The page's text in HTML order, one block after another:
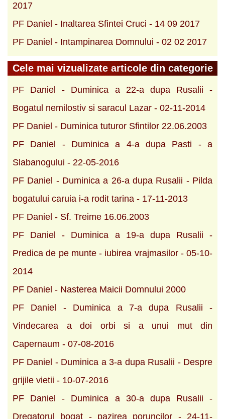
2017
PF Daniel - Inaltarea Sfintei Cruci - 14 09 2017
PF Daniel - Intampinarea Domnului - 02 02 2017
Cele mai vizualizate articole din categorie
PF Daniel - Duminica a 22-a dupa Rusalii -
Bogatul nemilostiv si saracul Lazar - 02-11-2014
PF Daniel - Duminica tuturor Sfintilor 22.06.2003
PF Daniel - Duminica a 4-a dupa Pasti - a
Slabanogului - 22-05-2016
PF Daniel - Duminica a 26-a dupa Rusalii - Pilda
bogatului caruia i-a rodit tarina - 17-11-2013
PF Daniel - Sf. Treime 16.06.2003
PF Daniel - Duminica a 19-a dupa Rusalii -
Predica de pe munte - iubirea vrajmasilor - 05-10-
2014
PF Daniel - Nasterea Maicii Domnului 2000
PF Daniel - Duminica a 7-a dupa Rusalii -
Vindecarea a doi orbi si a unui mut din
Capernaum - 07-08-2016
PF Daniel - Duminica a 3-a dupa Rusalii - Despre
grijile vietii - 10-07-2016
PF Daniel - Duminica a 30-a dupa Rusalii -
Dregatorul bogat - pazirea poruncilor - 24-11-